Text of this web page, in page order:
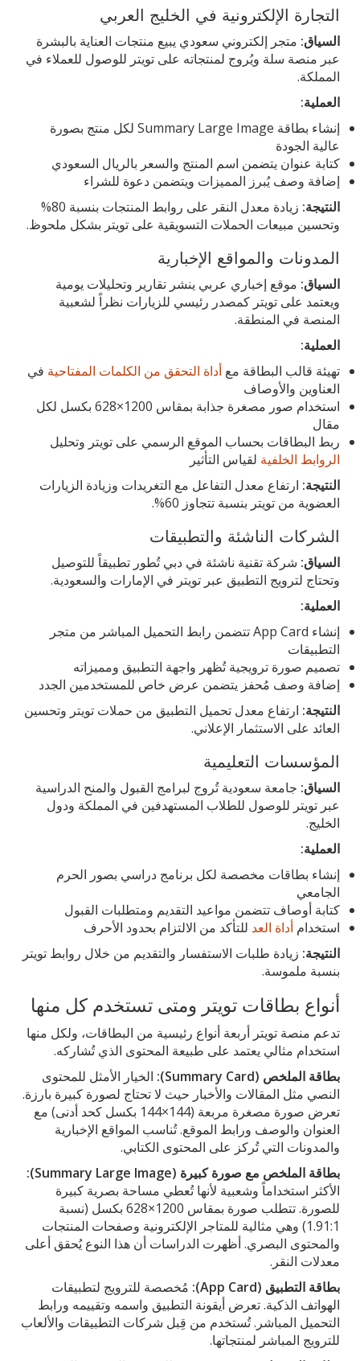
التجارة الإلكترونية في الخليج العربي
السياق: متجر إلكتروني سعودي يبيع منتجات العناية بالبشرة
عبر منصة سلة ويُروج لمنتجاته على تويتر للوصول للعملاء في
المملكة.
العملية:
إنشاء بطاقة Summary Large Image لكل منتج بصورة
عالية الجودة
كتابة عنوان يتضمن اسم المنتج والسعر بالريال السعودي
إضافة وصف يُبرز المميزات ويتضمن دعوة للشراء
النتيجة:
زيادة معدل النقر على روابط المنتجات بنسبة 80%
وتحسين مبيعات الحملات التسويقية على تويتر بشكل ملحوظ.
المدونات والمواقع الإخبارية
السياق: موقع إخباري عربي ينشر تقارير وتحليلات يومية
ويعتمد على تويتر كمصدر رئيسي للزيارات نظراً لشعبية
المنصة في المنطقة.
العملية:
تهيئة قالب البطاقة مع أداة التحقق من الكلمات المفتاحية في
العناوين والأوصاف
استخدام صور مصغرة جذابة بمقاس 1200×628 بكسل لكل
مقال
ربط البطاقات بحساب الموقع الرسمي على تويتر وتحليل
الروابط الخلفية لقياس التأثير
النتيجة: ارتفاع معدل التفاعل مع التغريدات وزيادة الزيارات
العضوية من تويتر بنسبة تتجاوز 60%.
الشركات الناشئة والتطبيقات
السياق: شركة تقنية ناشئة في دبي تُطور تطبيقاً للتوصيل
وتحتاج لترويج التطبيق عبر تويتر في الإمارات والسعودية.
العملية:
إنشاء App Card تتضمن رابط التحميل المباشر من متجر
التطبيقات
تصميم صورة ترويجية تُظهر واجهة التطبيق ومميزاته
إضافة وصف مُحفز يتضمن عرض خاص للمستخدمين الجدد
النتيجة: ارتفاع معدل تحميل التطبيق من حملات تويتر وتحسين
العائد على الاستثمار الإعلاني.
المؤسسات التعليمية
السياق: جامعة سعودية تُروج لبرامج القبول والمنح الدراسية
عبر تويتر للوصول للطلاب المستهدفين في المملكة ودول
الخليج.
العملية:
إنشاء بطاقات مخصصة لكل برنامج دراسي بصور الحرم
الجامعي
كتابة أوصاف تتضمن مواعيد التقديم ومتطلبات القبول
استخدام أداة العد للتأكد من الالتزام بحدود الأحرف
النتيجة: زيادة طلبات الاستفسار والتقديم من خلال روابط تويتر
بنسبة ملموسة.
أنواع بطاقات تويتر ومتى تستخدم كل منها
تدعم منصة تويتر أربعة أنواع رئيسية من البطاقات، ولكل منها
استخدام مثالي يعتمد على طبيعة المحتوى الذي تُشاركه.
بطاقة الملخص (Summary Card):
الخيار الأمثل للمحتوى
النصي مثل المقالات والأخبار حيث لا تحتاج لصورة كبيرة بارزة.
تعرض صورة مصغرة مربعة (144×144 بكسل كحد أدنى) مع
العنوان والوصف ورابط الموقع. تُناسب المواقع الإخبارية
والمدونات التي تُركز على المحتوى الكتابي.
بطاقة الملخص مع صورة كبيرة (Summary Large Image):
الأكثر استخداماً وشعبية لأنها تُعطي مساحة بصرية كبيرة
للصورة. تتطلب صورة بمقاس 1200×628 بكسل (نسبة
1.91:1) وهي مثالية للمتاجر الإلكترونية وصفحات المنتجات
والمحتوى البصري. أظهرت الدراسات أن هذا النوع يُحقق أعلى
معدلات النقر.
بطاقة التطبيق (App Card):
مُخصصة للترويج لتطبيقات
الهواتف الذكية. تعرض أيقونة التطبيق واسمه وتقييمه ورابط
التحميل المباشر. تُستخدم من قِبل شركات التطبيقات والألعاب
للترويج المباشر لمنتجاتها.